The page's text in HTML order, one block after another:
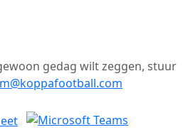
gedag wilt zeggen, stuur